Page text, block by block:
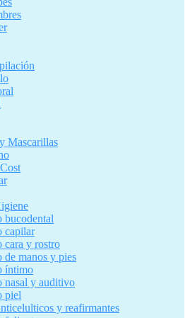
Mascarillas
bucodental
capilar
cara y rostro
de manos y pies
íntimo
nasal y auditivo
piel
y reafirmantes